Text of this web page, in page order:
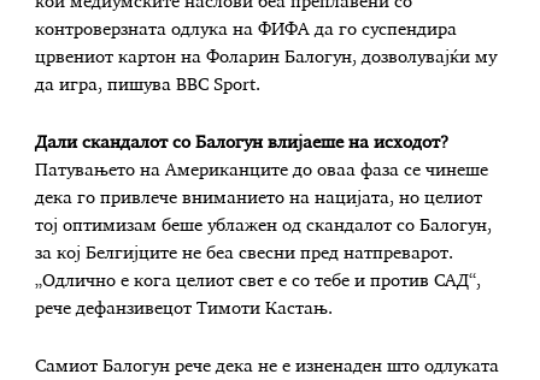
контроверзната одлука на ФИФА да го суспендира
црвениот картон на Фоларин Балогун, дозволувајќи му
да игра, пишува BBC Sport.
Дали скандалот со Балогун влијаеше на исходот?
Патувањето на Американците до оваа фаза се чинеше
дека го привлече вниманието на нацијата, но целиот
тој оптимизам беше ублажен од скандалот со Балогун,
за кој Белгијците не беа свесни пред натпреварот.
„Одлично е кога целиот свет е со тебе и против САД“,
рече дефанзивецот Тимоти Кастањ.
Самиот Балогун рече дека не е изненаден што одлуката